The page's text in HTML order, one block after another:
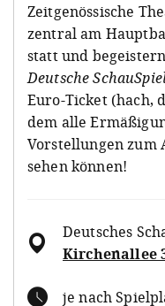
Zeitgenössische
zentral am
statt und
Deutsche
Euro-Ticket (hach,
dem alle
Vorstellungen zum
sehen können!
Deutsches
Kirchenallee
je nach